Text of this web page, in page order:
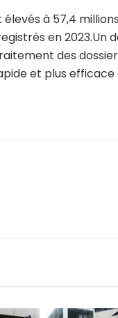
à 57,4
en 2023.Un
des
et plus efficace